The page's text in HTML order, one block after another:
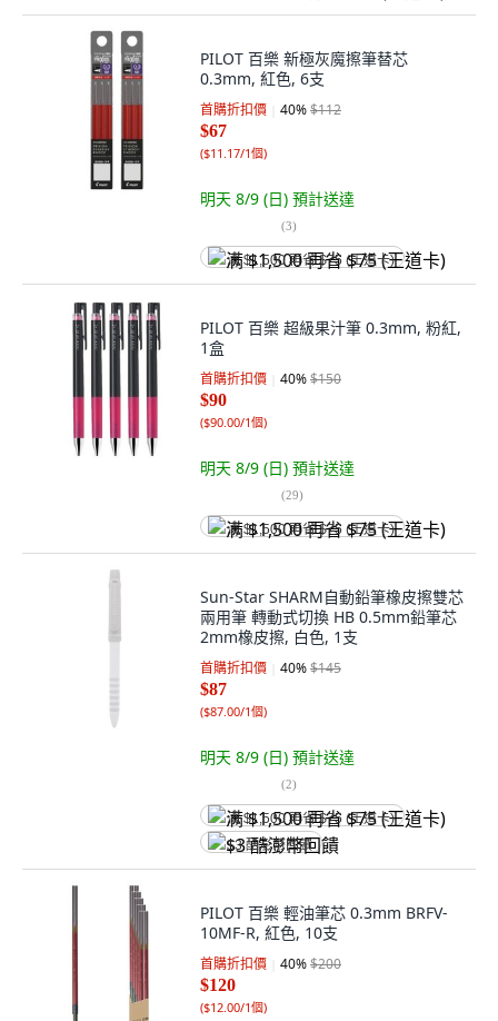
PILOT 百樂 新極灰魔擦筆替芯
0.3mm, 紅色, 6支
首購折扣價 40%$112
$67
($11.17/1個)
明天 8/9 (日) 預計送達
(3)
满 $1,500 再省 $75 (王道卡)
PILOT 百樂 超級果汁筆 0.3mm, 粉紅,
1盒
首購折扣價 40%$150
$90
($90.00/1個)
明天 8/9 (日) 預計送達
(29)
满 $1,500 再省 $75 (王道卡)
Sun-Star SHARM自動鉛筆橡皮擦雙芯
兩用筆 轉動式切換 HB 0.5mm鉛筆芯
2mm橡皮擦, 白色, 1支
首購折扣價 40%$145
$87
($87.00/1個)
明天 8/9 (日) 預計送達
(2)
满 $1,500 再省 $75 (王道卡)
$3 酷澎幣回饋
PILOT 百樂 輕油筆芯 0.3mm BRFV-
10MF-R, 紅色, 10支
首購折扣價 40%$200
$120
($12.00/1個)